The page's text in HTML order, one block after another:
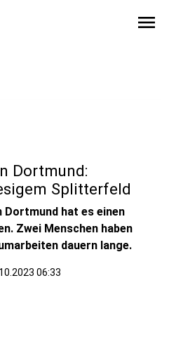
menu
Dortmund:
Splitterfeld
Dortmund hat es einen
Zwei Menschen haben
dauern lange.
06:33